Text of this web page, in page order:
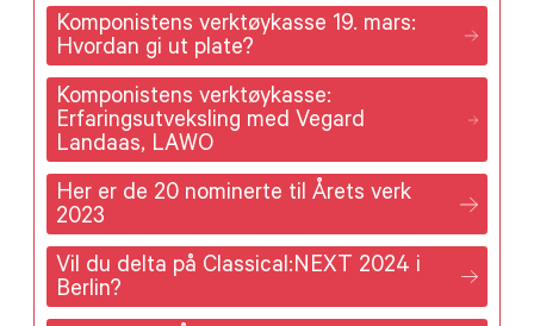
Komponistens verktøykasse 19. mars:
Hvordan gi ut plate?
Komponistens verktøykasse:
Erfaringsutveksling med Vegard
Landaas, LAWO
Her er de 20 nominerte til Årets verk
2023
Vil du delta på Classical:NEXT 2024 i
Berlin?